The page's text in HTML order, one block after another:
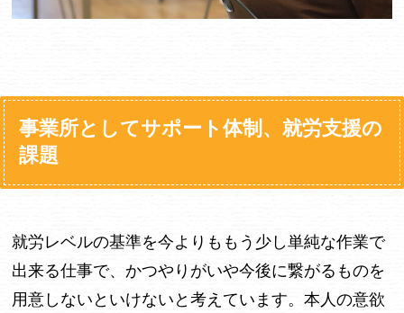
事業所としてサポート体制、就労支援の
課題
就労レベルの基準を今よりももう少し単純な作業で
出来る仕事で、かつやりがいや今後に繋がるものを
用意しないといけないと考えています。本人の意欲